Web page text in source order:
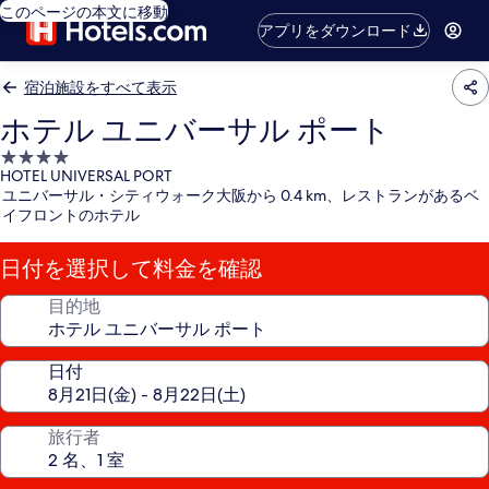
このページの本文に移動
アプリをダウンロード
宿泊施設をすべて表示
ホテル ユニバーサル ポート
4.0
つ
星
宿
泊
施
設
HOTEL UNIVERSAL PORT
ユニバーサル・シティウォーク大阪から 0.4 km、レストランがあるベ
イフロントのホテル
日付を選択して料金を確認
目的地
日付
旅行者